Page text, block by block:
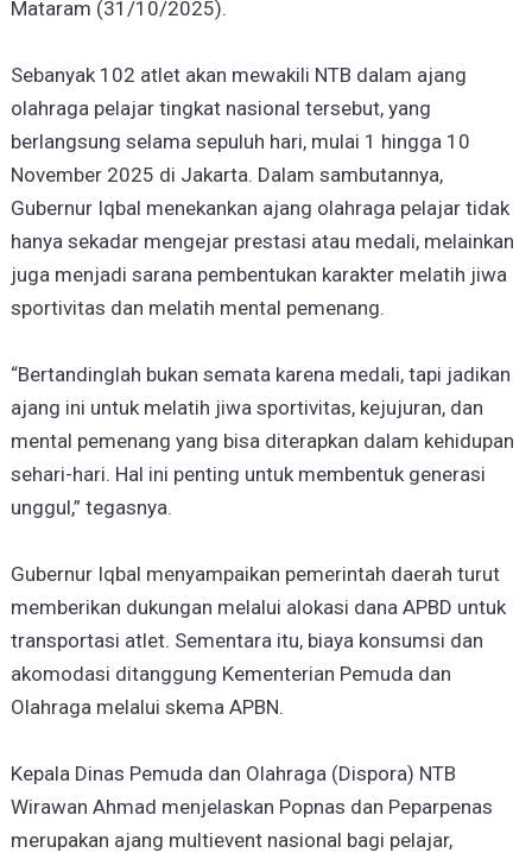
Mataram (31/10/2025).
Sebanyak 102 atlet akan mewakili NTB dalam ajang
olahraga pelajar tingkat nasional tersebut, yang
berlangsung selama sepuluh hari, mulai 1 hingga 10
November 2025 di Jakarta. Dalam sambutannya,
Gubernur Iqbal menekankan ajang olahraga pelajar tidak
hanya sekadar mengejar prestasi atau medali, melainkan
juga menjadi sarana pembentukan karakter melatih jiwa
sportivitas dan melatih mental pemenang.
“Bertandinglah bukan semata karena medali, tapi jadikan
ajang ini untuk melatih jiwa sportivitas, kejujuran, dan
mental pemenang yang bisa diterapkan dalam kehidupan
sehari-hari. Hal ini penting untuk membentuk generasi
unggul,” tegasnya.
Gubernur Iqbal menyampaikan pemerintah daerah turut
memberikan dukungan melalui alokasi dana APBD untuk
transportasi atlet. Sementara itu, biaya konsumsi dan
akomodasi ditanggung Kementerian Pemuda dan
Olahraga melalui skema APBN.
Kepala Dinas Pemuda dan Olahraga (Dispora) NTB
Wirawan Ahmad menjelaskan Popnas dan Peparpenas
merupakan ajang multievent nasional bagi pelajar,